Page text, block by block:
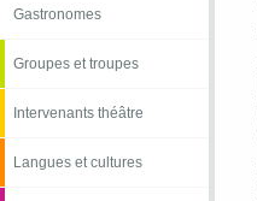
Gastronomes
Groupes et troupes
Intervenants théâtre
Langues et cultures